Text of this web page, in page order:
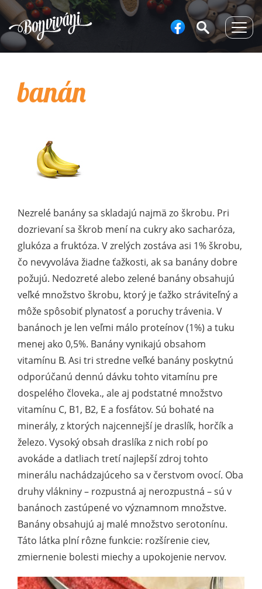
banán
Nezrelé banány sa skladajú najmä zo škrobu. Pri
dozrievaní sa škrob mení na cukry ako sacharóza,
glukóza a fruktóza. V zrelých zostáva asi 1% škrobu,
čo nevyvoláva žiadne ťažkosti, ak sa banány dobre
požujú. Nedozreté alebo zelené banány obsahujú
veľké množstvo škrobu, ktorý je ťažko stráviteľný a
môže spôsobiť plynatosť a poruchy trávenia. V
banánoch je len veľmi málo proteínov (1%) a tuku
menej ako 0,5%. Banány vynikajú obsahom
vitamínu B. Asi tri stredne veľké banány poskytnú
odporúčanú dennú dávku tohto vitamínu pre
dospelého človeka., ale aj podstatné množstvo
vitamínu C, B1, B2, E a fosfátov. Sú bohaté na
minerály, z ktorých najcennejší je draslík, horčík a
železo. Vysoký obsah draslíka z nich robí po
avokáde a datliach tretí najlepší zdroj tohto
minerálu nachádzajúceho sa v čerstvom ovocí. Oba
druhy vlákniny – rozpustná aj nerozpustná – sú v
banánoch zastúpené vo významnom množstve.
Banány obsahujú aj malé množstvo serotonínu.
Táto látka plní rôzne funkcie: rozšírenie ciev,
zmiernenie bolesti miechy a upokojenie nervov.